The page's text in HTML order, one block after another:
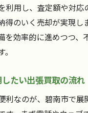
利用し、査定額や対応
得のいく売却が実現し
を効率的に進めつつ、
たい出張買取の流れ
利なのが、碧南市で展